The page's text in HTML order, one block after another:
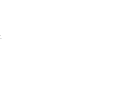
stycznia 2025 r.